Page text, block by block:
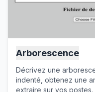
Arborescence
Décrivez une
indenté, obtenez une
extraire sur vos postes.